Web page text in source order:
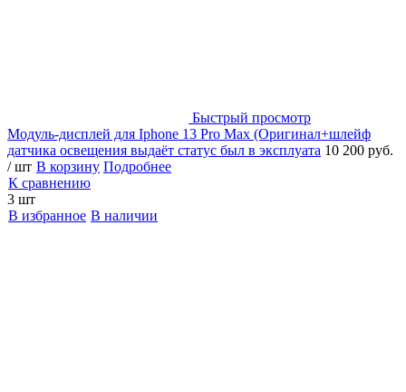
Быстрый просмотр
Модуль-дисплей для Iphone 13 Pro Max (Оригинал+шлейф
датчика освещения выдаёт статус был в эксплуата 10 200 руб.
/ шт В корзину Подробнее
К сравнению
3 шт
В избранное В наличии